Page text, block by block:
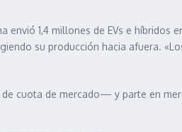
1,4 millones de EVs e híbridos
su producción hacia afuera.
cuota de mercado— y parte en